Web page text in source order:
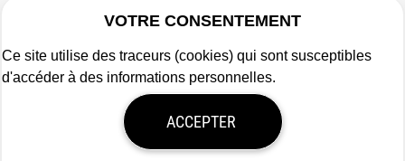
Mentions légales
Politique de confidentialité
VOTRE CONSENTEMENT
Ce site utilise des traceurs (cookies) qui sont susceptibles
d'accéder à des informations personnelles.
ACCEPTER